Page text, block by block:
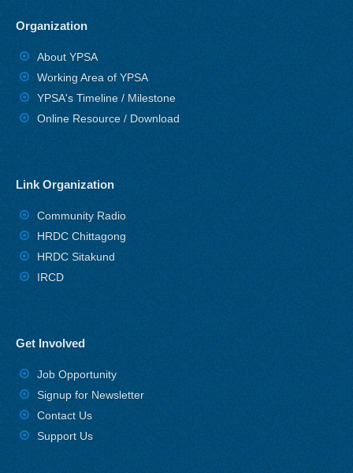
Organization
About YPSA
Working Area of YPSA
YPSA's Timeline / Milestone
Online Resource / Download
Link Organization
Community Radio
HRDC Chittagong
HRDC Sitakund
IRCD
Get Involved
Job Opportunity
Signup for Newsletter
Contact Us
Support Us